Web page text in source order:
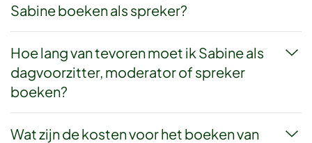
Sabine boeken als spreker?
Hoe lang van tevoren moet ik Sabine als
dagvoorzitter, moderator of spreker
boeken?
Wat zijn de kosten voor het boeken van
Dagvoorzitter voor
zakelijke bijeenkomsten.